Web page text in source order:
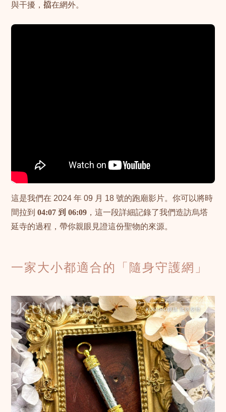
與干擾， 擋在網外。
這是我們在 2024 年 09 月 18 號的跑廟影片。你可以將時
間拉到 04:07 到 06:09 ，這一段詳細記錄了我們造訪烏塔
延寺的過程，帶你親眼見證這份聖物的來源。
一家大小都適合的「隨身守護網」